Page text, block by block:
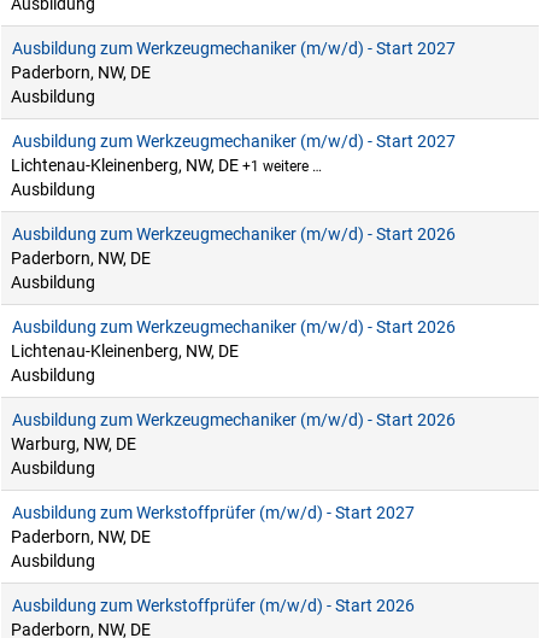
Ausbildung zum Werkzeugmechaniker (m/w/d) - Start 2027
Paderborn, NW, DE
Ausbildung
Ausbildung zum Werkzeugmechaniker (m/w/d) - Start 2027
Lichtenau-Kleinenberg, NW, DE +1 weitere …
Ausbildung
Ausbildung zum Werkzeugmechaniker (m/w/d) - Start 2026
Paderborn, NW, DE
Ausbildung
Ausbildung zum Werkzeugmechaniker (m/w/d) - Start 2026
Lichtenau-Kleinenberg, NW, DE
Ausbildung
Ausbildung zum Werkzeugmechaniker (m/w/d) - Start 2026
Warburg, NW, DE
Ausbildung
Ausbildung zum Werkstoffprüfer (m/w/d) - Start 2027
Paderborn, NW, DE
Ausbildung
Ausbildung zum Werkstoffprüfer (m/w/d) - Start 2026
Paderborn, NW, DE